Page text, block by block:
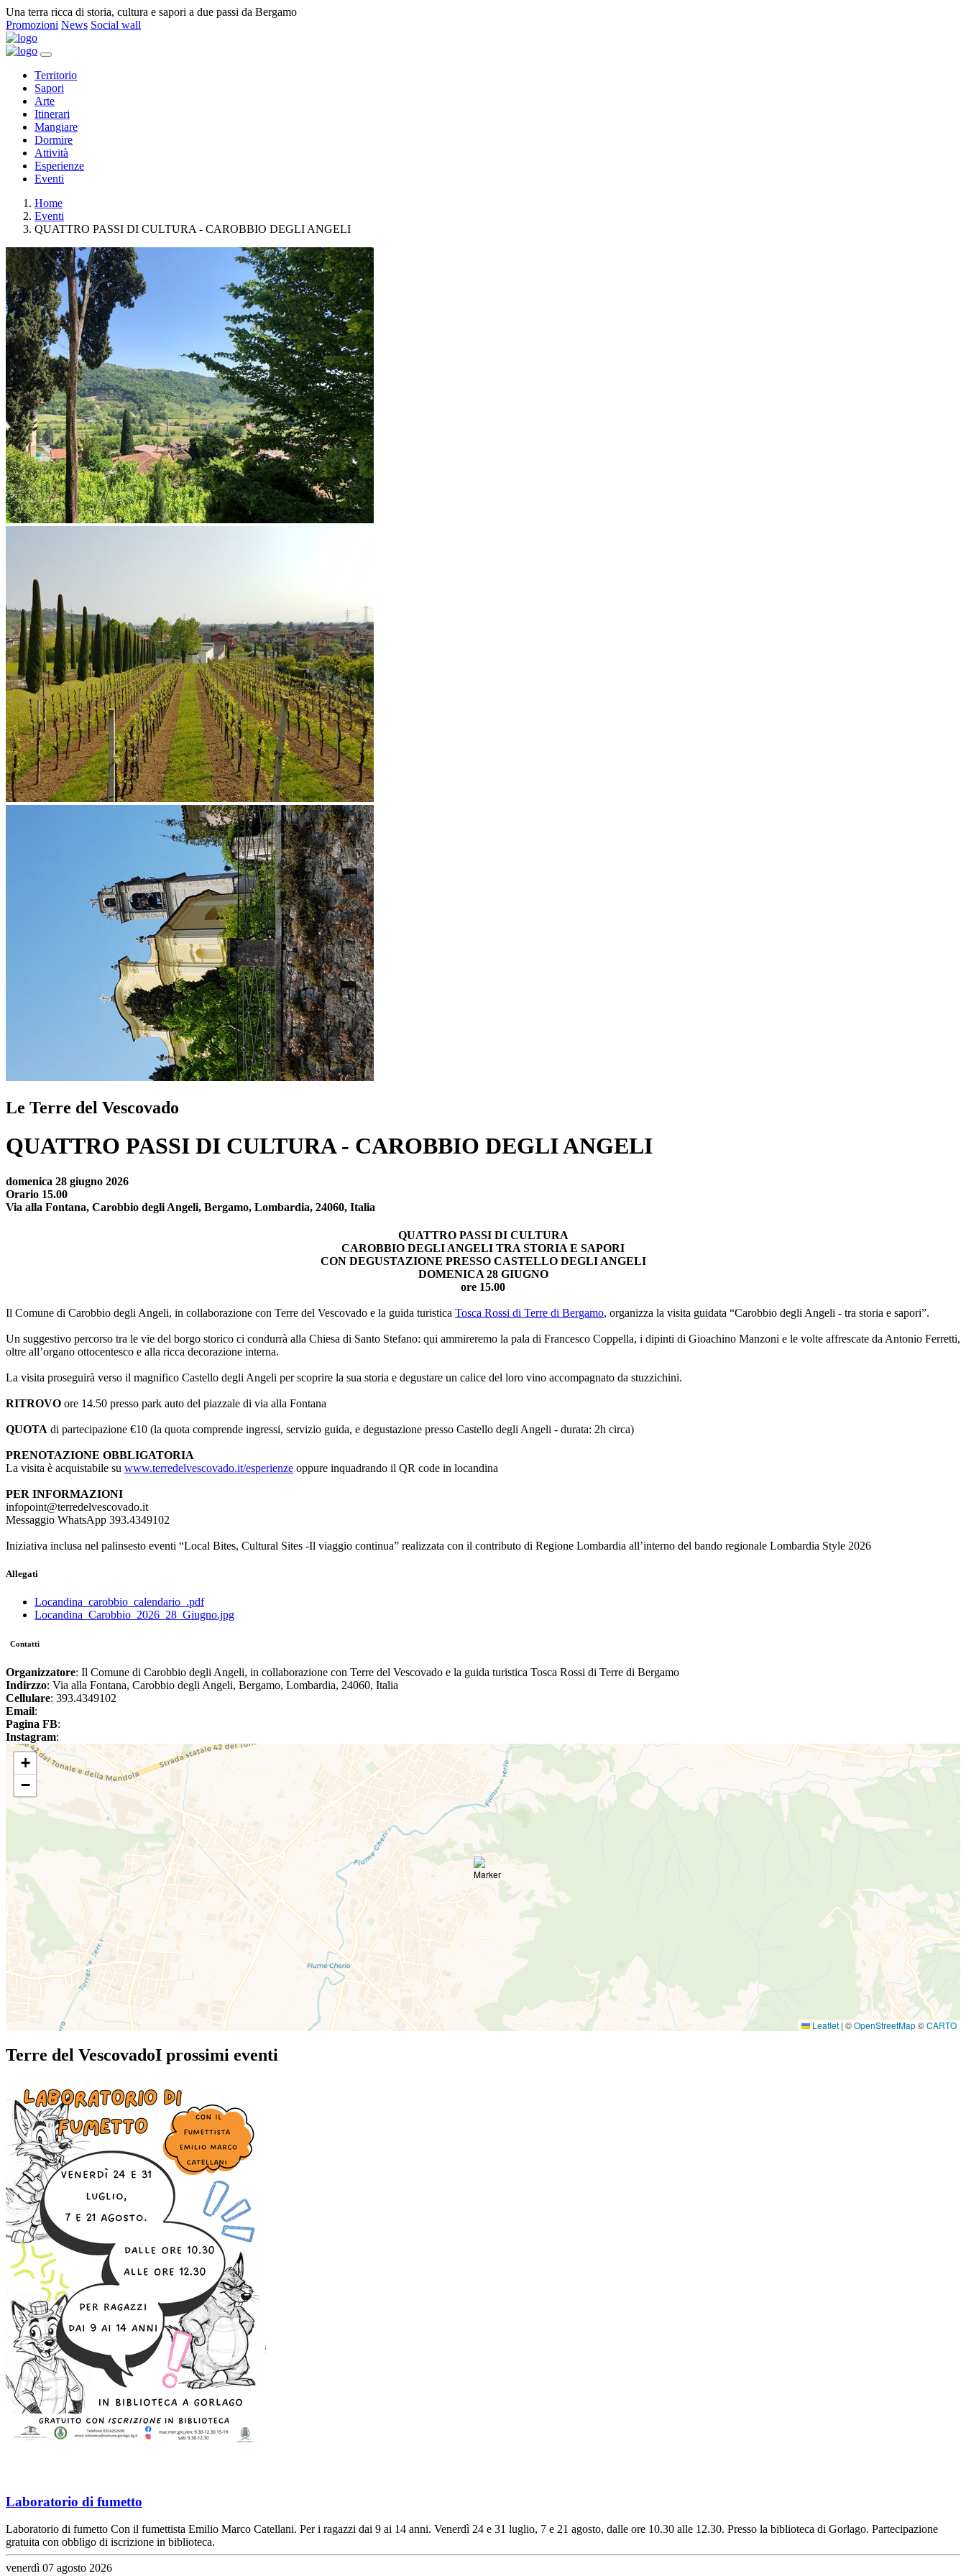
Una terra ricca di storia, cultura e sapori a due passi da Bergamo
Promozioni News Social wall
Territorio
Sapori
Arte
Itinerari
Mangiare
Dormire
Attività
Esperienze
Eventi
Home
Eventi
QUATTRO PASSI DI CULTURA - CAROBBIO DEGLI ANGELI
Le Terre del Vescovado
QUATTRO PASSI DI CULTURA - CAROBBIO DEGLI ANGELI
domenica 28 giugno 2026
Orario 15.00
Via alla Fontana, Carobbio degli Angeli, Bergamo, Lombardia, 24060, Italia
QUATTRO PASSI DI CULTURA
CAROBBIO DEGLI ANGELI TRA STORIA E SAPORI
CON DEGUSTAZIONE PRESSO CASTELLO DEGLI ANGELI
DOMENICA 28 GIUGNO
ore 15.00
Il Comune di Carobbio degli Angeli, in collaborazione con Terre del Vescovado e la guida turistica Tosca Rossi di Terre di Bergamo, organizza la visita guidata “Carobbio degli Angeli - tra storia e sapori”.
Un suggestivo percorso tra le vie del borgo storico ci condurrà alla Chiesa di Santo Stefano: qui ammireremo la pala di Francesco Coppella, i dipinti di Gioachino Manzoni e le volte affrescate da Antonio Ferretti,
oltre all’organo ottocentesco e alla ricca decorazione interna.
La visita proseguirà verso il magnifico Castello degli Angeli per scoprire la sua storia e degustare un calice del loro vino accompagnato da stuzzichini.
RITROVO ore 14.50 presso park auto del piazzale di via alla Fontana
QUOTA di partecipazione €10 (la quota comprende ingressi, servizio guida, e degustazione presso Castello degli Angeli - durata: 2h circa)
PRENOTAZIONE OBBLIGATORIA
La visita è acquistabile su www.terredelvescovado.it/esperienze oppure inquadrando il QR code in locandina
PER INFORMAZIONI
infopoint@terredelvescovado.it
Messaggio WhatsApp 393.4349102
Iniziativa inclusa nel palinsesto eventi “Local Bites, Cultural Sites -Il viaggio continua” realizzata con il contributo di Regione Lombardia all’interno del bando regionale Lombardia Style 2026
Allegati
Locandina_carobbio_calendario_.pdf
Locandina_Carobbio_2026_28_Giugno.jpg
Contatti
Organizzatore: Il Comune di Carobbio degli Angeli, in collaborazione con Terre del Vescovado e la guida turistica Tosca Rossi di Terre di Bergamo
Indirzzo: Via alla Fontana, Carobbio degli Angeli, Bergamo, Lombardia, 24060, Italia
Cellulare: 393.4349102
Email:
Pagina FB:
Instagram:
+
−
Leaflet | ©OpenStreetMap©CARTO
Terre del VescovadoI prossimi eventi
Laboratorio di fumetto
Laboratorio di fumetto Con il fumettista Emilio Marco Catellani. Per i ragazzi dai 9 ai 14 anni. Venerdì 24 e 31 luglio, 7 e 21 agosto, dalle ore 10.30 alle 12.30. Presso la biblioteca di Gorlago. Partecipazione
gratuita con obbligo di iscrizione in biblioteca.
venerdì 07 agosto 2026